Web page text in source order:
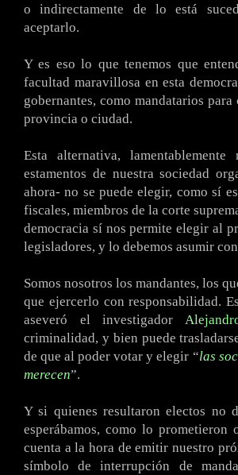
o indirectamente de lo está
aceptarlo.
Y es eso lo que tenemos que
facultad maravillosa en esta
gobernantes, como mandatarios
provincia o ciudad.
Esta alternativa,
estamentos de nuestra sociedad
ahora- no se puede elegir, como sí
fiscales, miembros de la corte
democracia sí nos permite elegir al
legisladores, y lo debemos asumir
Somos nosotros los mandantes, los
que ejercerlo con responsabilidad.
aseveró el investigador
criminalidad, y bien puede
de que al poder votar y elegir “las
merecen”.
Y si quienes resultaron electos no
esperábamos, como lo
cuenta a la hora de emitir nuestro
símbolo de interrupción de